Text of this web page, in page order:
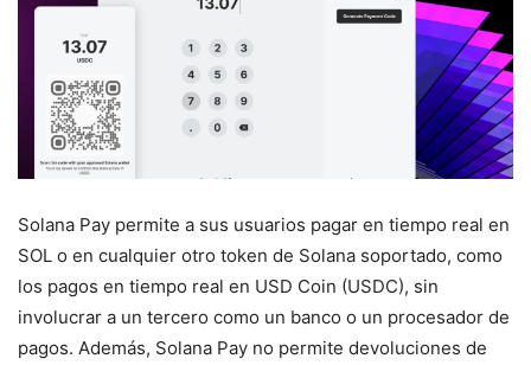
Solana Pay permite a sus usuarios pagar en tiempo real en
SOL o en cualquier otro token de Solana soportado, como
los pagos en tiempo real en USD Coin (USDC), sin
involucrar a un tercero como un banco o un procesador de
pagos. Además, Solana Pay no permite devoluciones de